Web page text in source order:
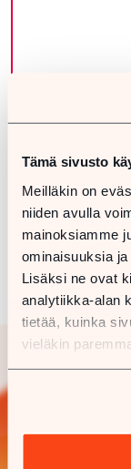
Tämä sivusto
Meilläkin on
niiden avulla
mainoksiamme
ominaisuuksia
Lisäksi ne ovat
analytiikka-alan
tietää, kuinka
vieläkin